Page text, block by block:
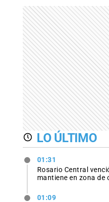
LO ÚLTIMO
01:31
Rosario Central
mantiene en zona de
01:09